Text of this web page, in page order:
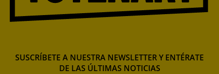
SUSCRÍBETE A NUESTRA NEWSLETTER Y ENTÉRATE
DE LAS ÚLTIMAS NOTICIAS